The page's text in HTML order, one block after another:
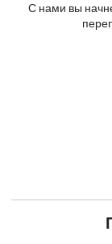
С нами вы